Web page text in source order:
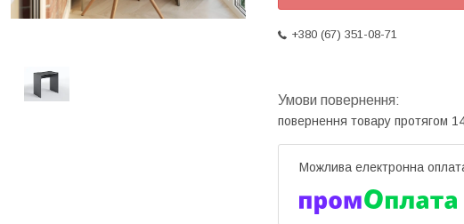
+380 (67) 351-08-71
повернення товару протягом